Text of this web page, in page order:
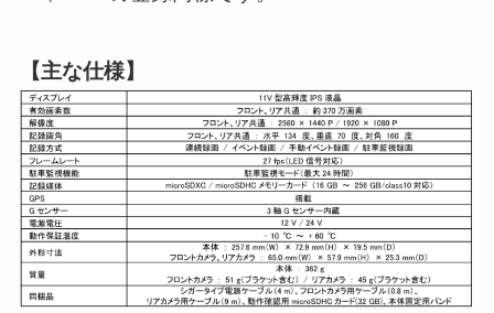
【主な仕様】